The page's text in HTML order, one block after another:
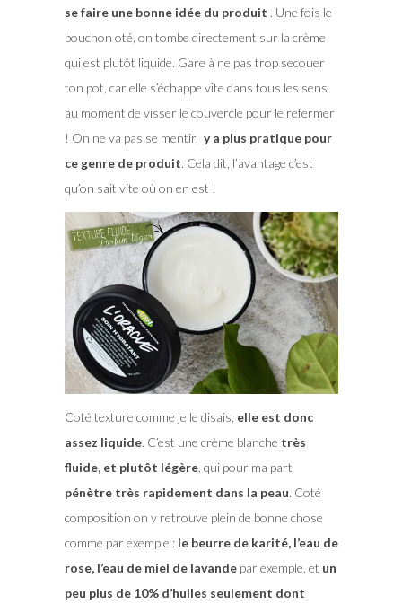
se faire une bonne idée du produit . Une fois le
bouchon oté, on tombe directement sur la crème
qui est plutôt liquide. Gare à ne pas trop secouer
ton pot, car elle s’échappe vite dans tous les sens
au moment de visser le couvercle pour le refermer
! On ne va pas se mentir, y a plus pratique pour
ce genre de produit. Cela dit, l’avantage c’est
qu’on sait vite où on en est !
Coté texture comme je le disais, elle est donc
assez liquide. C’est une crème blanche très
fluide, et plutôt légère, qui pour ma part
pénètre très rapidement dans la peau. Coté
composition on y retrouve plein de bonne chose
comme par exemple : le beurre de karité, l’eau de
rose, l’eau de miel de lavandepar exemple, et un
peu plus de 10% d’huiles seulement dont